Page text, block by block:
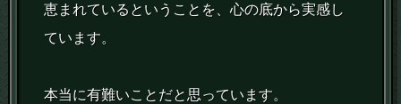
恵まれているということを、心の底から実感し
ています。
本当に有難いことだと思っています。